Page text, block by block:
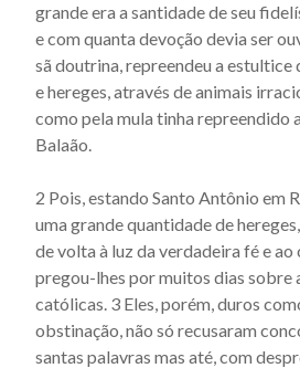
Actus beati Francisci et sociorum
Actus Beati Francisci et
Actus beati Francisci et sociorum
Actus beati Francisci et sociorum
Actus beati Francisci et sociorum
Actus beati Francisci et sociorum
Actus beati Francisci et sociorum
Actus beati Francisci et sociorum
Actus beati Francisci et sociorum
grande era a santidade de seu
e com quanta devoção devia ser
sã doutrina, repreendeu a estultice
e hereges, através de animais
como pela mula tinha repreendido
Balaão.
2 Pois, estando Santo Antônio em
uma grande quantidade de
de volta à luz da verdadeira fé e ao
pregou-lhes por muitos dias sobre
católicas. 3 Eles, porém, duros
obstinação, não só recusaram
santas palavras mas até, com